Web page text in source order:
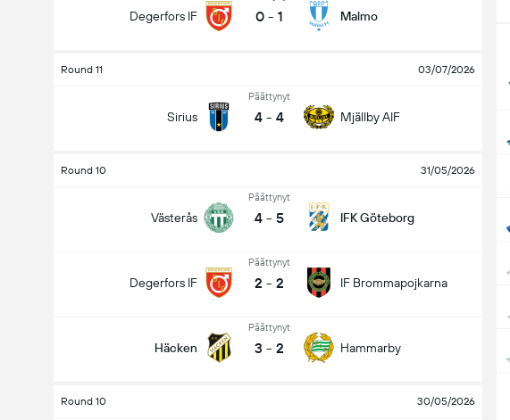
Degerfors IF 0 - 1 Malmo
Round 11 03/07/2026
Sirius
Päättynyt
4 - 4 Mjällby AIF
Round 10 31/05/2026
Västerås
Päättynyt
4 - 5 IFK Göteborg
Degerfors IF
Päättynyt
2 - 2 IF Brommapojkarna
Häcken
Päättynyt
3 - 2 Hammarby
Round 10 30/05/2026